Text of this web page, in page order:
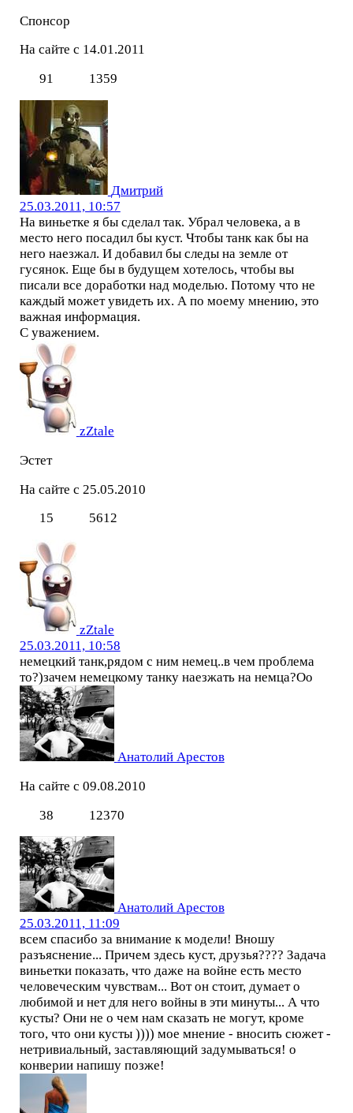
Спонсор
На сайте с 14.01.2011
91
1359
Дмитрий
25.03.2011, 10:57
На виньетке я бы сделал так. Убрал человека, а в
место него посадил бы куст. Чтобы танк как бы на
него наезжал. И добавил бы следы на земле от
гусянок. Еще бы в будущем хотелось, чтобы вы
писали все доработки над моделью. Потому что не
каждый может увидеть их. А по моему мнению, это
важная информация.
С уважением.
zZtale
Эстет
На сайте с 25.05.2010
15
5612
zZtale
25.03.2011, 10:58
немецкий танк,рядом с ним немец..в чем проблема
то?)зачем немецкому танку наезжать на немца?Оо
Анатолий Арестов
На сайте с 09.08.2010
38
12370
Анатолий Арестов
25.03.2011, 11:09
всем спасибо за внимание к модели! Вношу
разъяснение... Причем здесь куст, друзья???? Задача
виньетки показать, что даже на войне есть место
человеческим чувствам... Вот он стоит, думает о
любимой и нет для него войны в эти минуты... А что
кусты? Они не о чем нам сказать не могут, кроме
того, что они кусты )))) мое мнение - вносить сюжет -
нетривиальный, заставляющий задумываться! о
конверии напишу позже!